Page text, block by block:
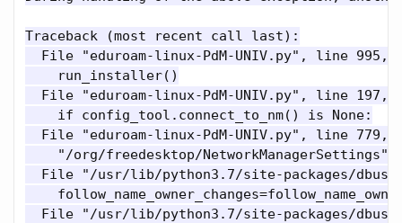
Traceback (most recent call last):
File "eduroam-linux-PdM-UNIV.py", line 995,
    run_installer()
File "eduroam-linux-PdM-UNIV.py", line 197,
    if config_tool.connect_to_nm() is None:
File "eduroam-linux-PdM-UNIV.py", line 779,
    "/org/freedesktop/NetworkManagerSettings")
File "/usr/lib/python3.7/site-packages/
File "/usr/lib/python3.7/site-packages/